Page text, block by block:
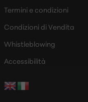
Termini e condizioni
Condizioni di Vendita
Whistleblowing
Accessibilità